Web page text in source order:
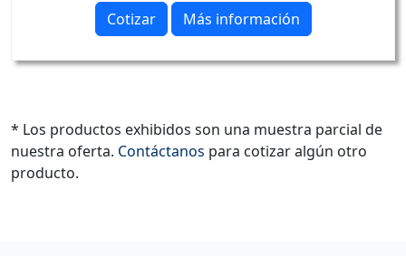
Cotizar Más información
* Los productos exhibidos son una muestra parcial de
nuestra oferta. Contáctanos para cotizar algún otro
producto.